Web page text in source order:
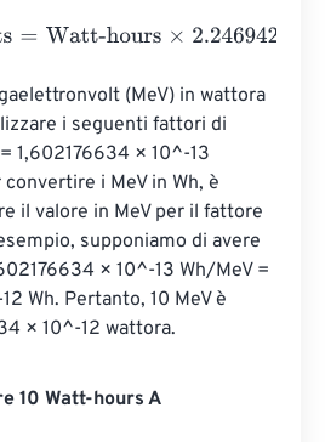
Watt-hours×2.24694226e+16
(MeV) in wattora
i seguenti fattori di
1,602176634 × 10^-13
i MeV in Wh, è
il valore in MeV per il fattore
supponiamo di avere
× 10^-13 Wh/MeV =
Wh. Pertanto, 10 MeV è
× 10^-12 wattora.
10 Watt-hours A